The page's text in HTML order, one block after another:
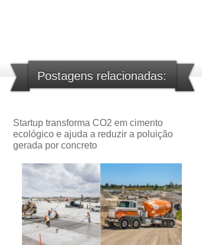
Postagens relacionadas:
Startup transforma CO2 em cimento
ecológico e ajuda a reduzir a poluição
gerada por concreto